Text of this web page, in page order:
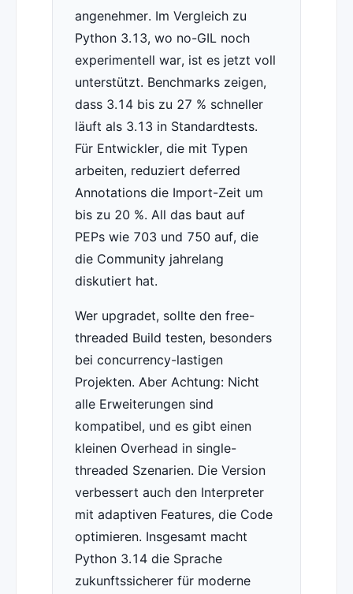
angenehmer. Im Vergleich zu
Python 3.13, wo no-GIL noch
experimentell war, ist es jetzt voll
unterstützt. Benchmarks zeigen,
dass 3.14 bis zu 27 % schneller
läuft als 3.13 in Standardtests.
Für Entwickler, die mit Typen
arbeiten, reduziert deferred
Annotations die Import-Zeit um
bis zu 20 %. All das baut auf
PEPs wie 703 und 750 auf, die
die Community jahrelang
diskutiert hat.
Wer upgradet, sollte den free-
threaded Build testen, besonders
bei concurrency-lastigen
Projekten. Aber Achtung: Nicht
alle Erweiterungen sind
kompatibel, und es gibt einen
kleinen Overhead in single-
threaded Szenarien. Die Version
verbessert auch den Interpreter
mit adaptiven Features, die Code
optimieren. Insgesamt macht
Python 3.14 die Sprache
zukunftssicherer für moderne